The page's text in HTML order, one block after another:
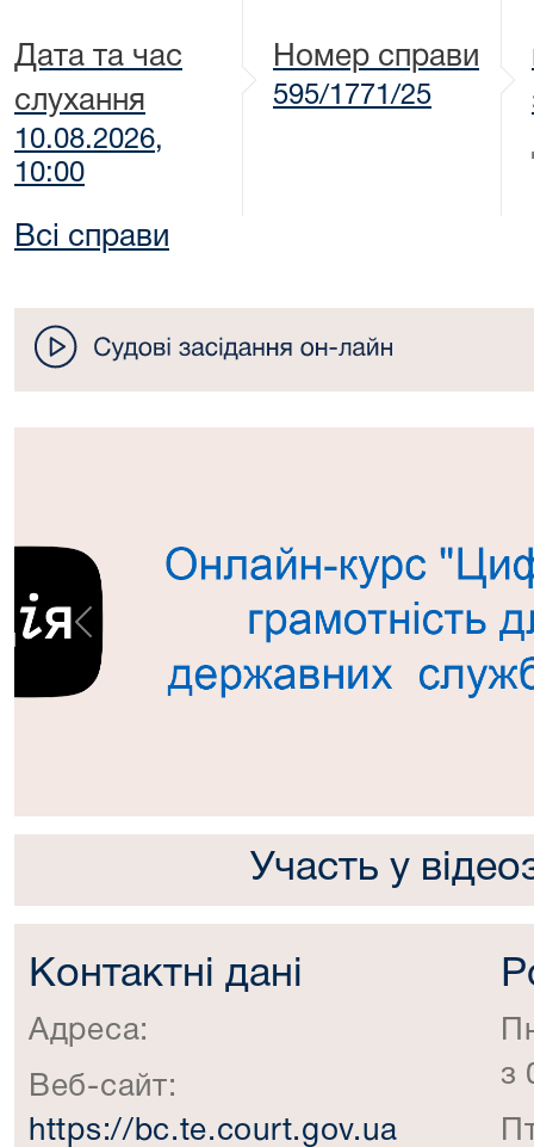
Дата та час
слухання
10.08.2026,
10:00
Номер справи
595/1771/25
Всі справи
Попередній
Участь у
Контактні дані
Адреса:
Веб-сайт:
https://bc.te.court.gov.ua
з